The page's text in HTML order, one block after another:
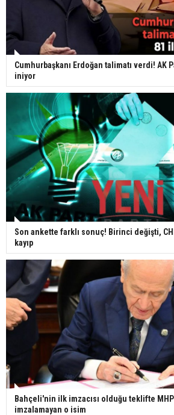
Cumhurbaşkanı Erdoğan talimatı verdi! AK
iniyor
Son ankette farklı sonuç! Birinci değişti,
kayıp
Bahçeli'nin ilk imzacısı olduğu teklifte
imzalamayan o isim